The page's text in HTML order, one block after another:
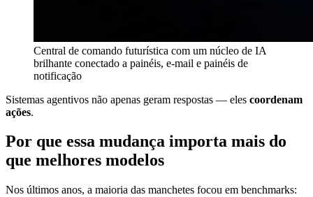
Central de comando futurística com um núcleo de IA
brilhante conectado a painéis, e-mail e painéis de
notificação
Sistemas agentivos não apenas geram respostas — eles coordenam
ações.
Por que essa mudança importa mais do
que melhores modelos
Nos últimos anos, a maioria das manchetes focou em benchmarks: